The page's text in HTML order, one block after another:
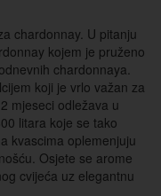
chardonnay. U pitanju
kojem je pruženo
chardonnaya.
koji je vrlo važan za
mjeseci odležava u
litara koje se tako
kvascima oplemenjuju
Osjete se arome
cvijeća uz elegantnu